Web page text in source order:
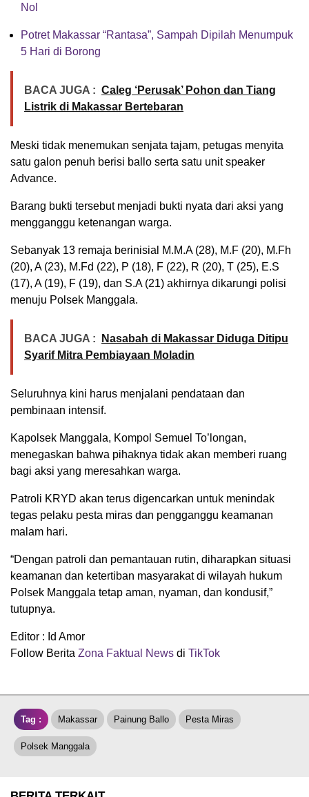
Nol
Potret Makassar “Rantasa”, Sampah Dipilah Menumpuk
5 Hari di Borong
BACA JUGA : Caleg ‘Perusak’ Pohon dan Tiang
Listrik di Makassar Bertebaran
Meski tidak menemukan senjata tajam, petugas menyita
satu galon penuh berisi ballo serta satu unit speaker
Advance.
Barang bukti tersebut menjadi bukti nyata dari aksi yang
mengganggu ketenangan warga.
Sebanyak 13 remaja berinisial M.M.A (28), M.F (20), M.Fh
(20), A (23), M.Fd (22), P (18), F (22), R (20), T (25), E.S
(17), A (19), F (19), dan S.A (21) akhirnya dikarungi polisi
menuju Polsek Manggala.
BACA JUGA :
Nasabah di Makassar Diduga Ditipu
Syarif Mitra Pembiayaan Moladin
Seluruhnya kini harus menjalani pendataan dan
pembinaan intensif.
Kapolsek Manggala, Kompol Semuel To’longan,
menegaskan bahwa pihaknya tidak akan memberi ruang
bagi aksi yang meresahkan warga.
Patroli KRYD akan terus digencarkan untuk menindak
tegas pelaku pesta miras dan pengganggu keamanan
malam hari.
“Dengan patroli dan pemantauan rutin, diharapkan situasi
keamanan dan ketertiban masyarakat di wilayah hukum
Polsek Manggala tetap aman, nyaman, dan kondusif,”
tutupnya.
Editor : Id Amor
Follow Berita Zona Faktual News di TikTok
Tag : Makassar Painung Ballo Pesta Miras
Polsek Manggala